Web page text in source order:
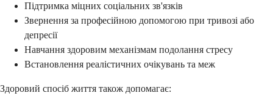
Підтримка міцних соціальних зв'язків
Звернення за професійною допомогою при тривозі або
депресії
Навчання здоровим механізмам подолання стресу
Встановлення реалістичних очікувань та меж
Здоровий спосіб життя також допомагає: